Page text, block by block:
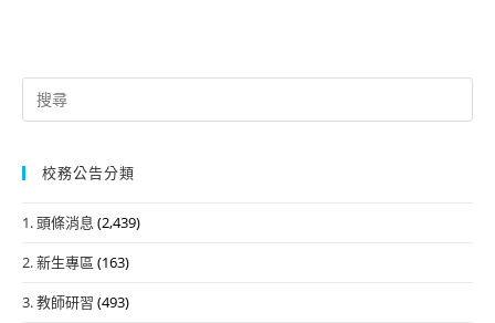
Search
for:
校務公告分類
1. 頭條消息 (2,439)
2. 新生專區 (163)
3. 教師研習 (493)